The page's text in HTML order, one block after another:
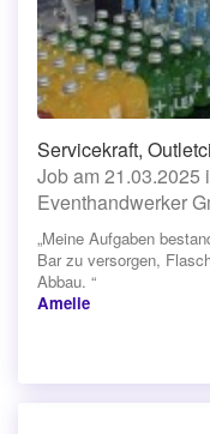
Servicekraft,
Job am 21.03.2025
Eventhandwerker
„Meine Aufgaben
Bar zu versorgen,
Abbau. “
Amelie